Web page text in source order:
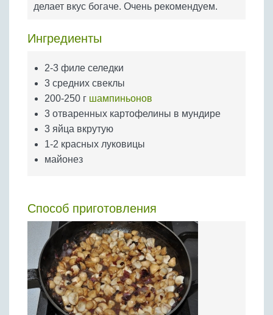
Бобовые
Крупы
делает вкус богаче. Очень рекомендуем.
Ингредиенты
2-3 филе селедки
3 средних свеклы
200-250 г шампиньонов
3 отваренных картофелины в мундире
3 яйца вкрутую
1-2 красных луковицы
майонез
Способ приготовления